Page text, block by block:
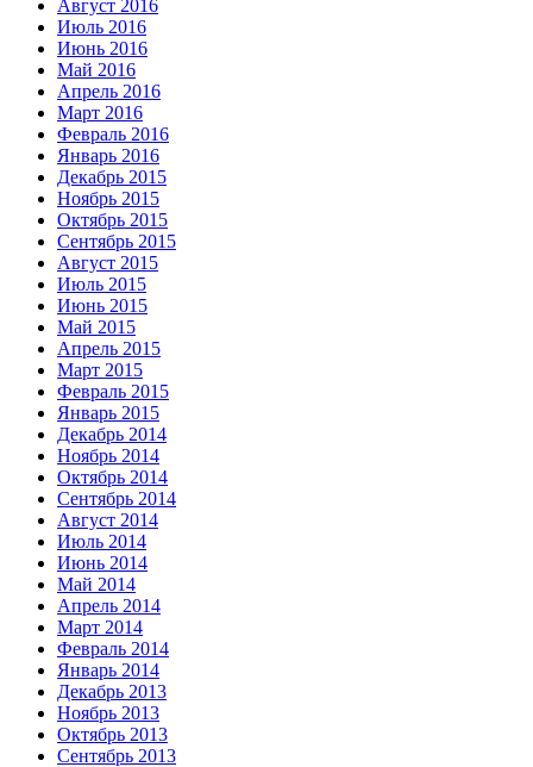
Август 2016
Июль 2016
Июнь 2016
Май 2016
Апрель 2016
Март 2016
Февраль 2016
Январь 2016
Декабрь 2015
Ноябрь 2015
Октябрь 2015
Сентябрь 2015
Август 2015
Июль 2015
Июнь 2015
Май 2015
Апрель 2015
Март 2015
Февраль 2015
Январь 2015
Декабрь 2014
Ноябрь 2014
Октябрь 2014
Сентябрь 2014
Август 2014
Июль 2014
Июнь 2014
Май 2014
Апрель 2014
Март 2014
Февраль 2014
Январь 2014
Декабрь 2013
Ноябрь 2013
Октябрь 2013
Сентябрь 2013